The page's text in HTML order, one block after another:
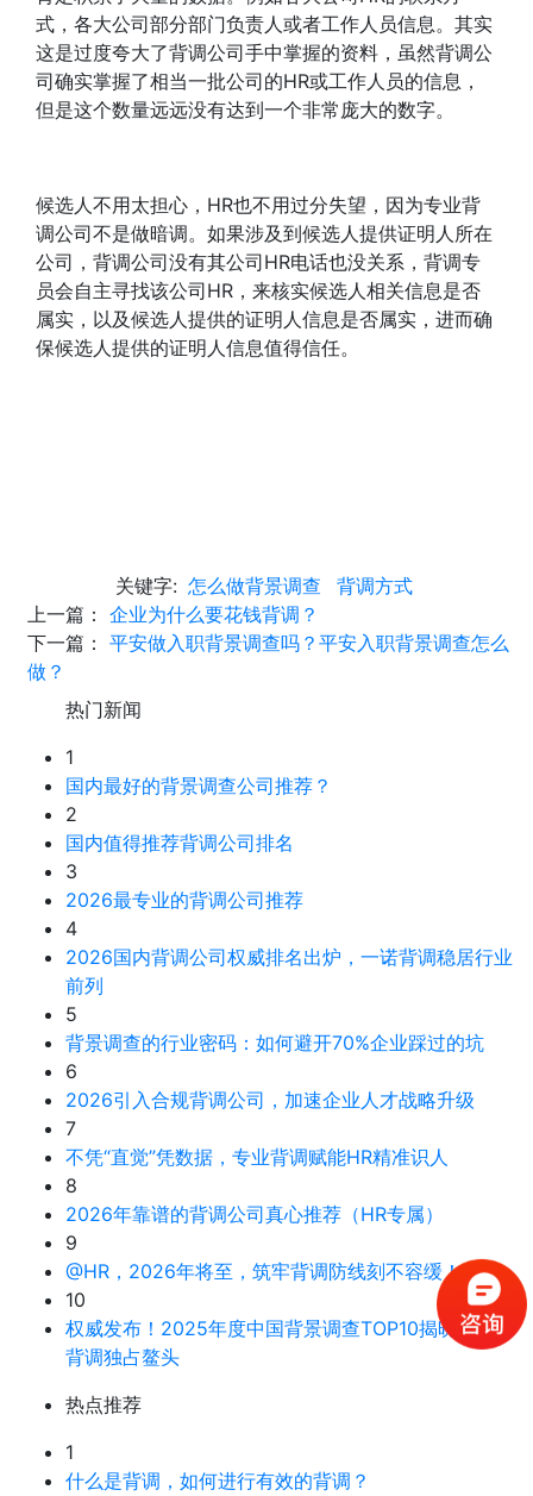
式，各大公司部分部门负责人或者工作人员信息。其实
这是过度夸大了背调公司手中掌握的资料，虽然背调公
司确实掌握了相当一批公司的HR或工作人员的信息，
但是这个数量远远没有达到一个非常庞大的数字。
候选人不用太担心，HR也不用过分失望，因为专业背
调公司不是做暗调。如果涉及到候选人提供证明人所在
公司，背调公司没有其公司HR电话也没关系，背调专
员会自主寻找该公司HR，来核实候选人相关信息是否
属实，以及候选人提供的证明人信息是否属实，进而确
保候选人提供的证明人信息值得信任。
关键字: 怎么做背景调查
背调方式
上一篇： 企业为什么要花钱背调？
下一篇： 平安做入职背景调查吗？平安入职背景调查怎么
做？
热门新闻
1
国内最好的背景调查公司推荐？
2
国内值得推荐背调公司排名
3
2026最专业的背调公司推荐
4
2026国内背调公司权威排名出炉，一诺背调稳居行业
前列
5
背景调查的行业密码：如何避开70%企业踩过的坑
6
2026引入合规背调公司，加速企业人才战略升级
7
不凭“直觉”凭数据，专业背调赋能HR精准识人
8
2026年靠谱的背调公司真心推荐（HR专属）
9
@HR，2026年将至，筑牢背调防线刻不容缓！
10
权威发布！2025年度中国背景调查TOP10揭晓，一诺
背调独占鳌头
热点推荐
1
什么是背调，如何进行有效的背调？